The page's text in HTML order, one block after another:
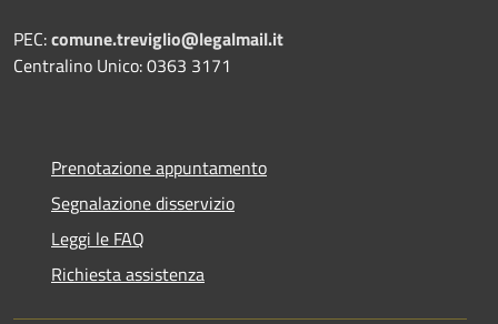
PEC:comune.treviglio@legalmail.it
Centralino Unico: 0363 3171
Prenotazione appuntamento
Segnalazione disservizio
Leggi le FAQ
Richiesta assistenza